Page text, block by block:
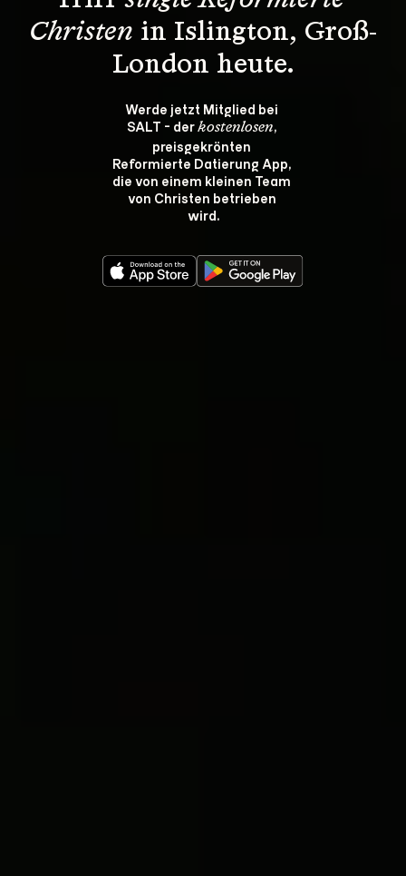
Christen in Islington, Groß-
London heute.
Werde jetzt Mitglied bei
SALT - der kostenlosen,
preisgekrönten
Reformierte Datierung App,
die von einem kleinen Team
von Christen betrieben
wird.